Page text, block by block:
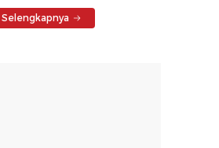
Selengkapnya